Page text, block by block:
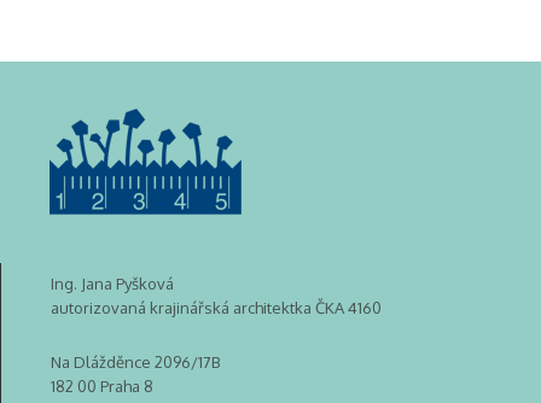
Ing. Jana Pyšková
autorizovaná krajinářská architektka ČKA 4160
Na Dlážděnce 2096/17B
182 00 Praha 8